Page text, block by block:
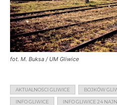
fot. M. Buksa / UM Gliwice
AKTUALNOŚCI GLIWICE BOJKÓW
INFO GLIWICE INFO GLIWICE 24